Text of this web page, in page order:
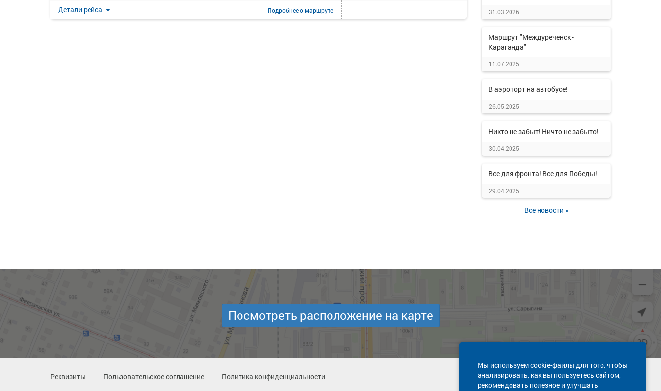
Детали рейса Подробнеео маршруте 31.03.2026
Маршрут "Междуреченск -
Караганда"
11.07.2025
В аэропорт на автобусе!
26.05.2025
Никто не забыт! Ничто не забыто!
30.04.2025
Все для фронта! Все для Победы!
29.04.2025
Все новости »
Мы используем cookie-файлы для того, чтобы
анализировать, как вы пользуетесь сайтом,
рекомендовать полезное и улучшать
Посмотреть расположение на карте
Реквизиты Пользовательское соглашение
Политика конфиденциальности
Техническая поддержка сайта